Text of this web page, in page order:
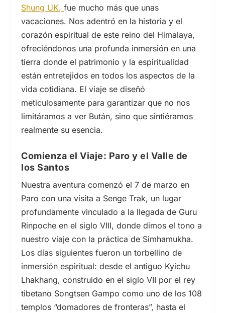
Shung UK,fue mucho más que unas
vacaciones. Nos adentró en la historia y el
corazón espiritual de este reino del Himalaya,
ofreciéndonos una profunda inmersión en una
tierra donde el patrimonio y la espiritualidad
están entretejidos en todos los aspectos de la
vida cotidiana. El viaje se diseñó
meticulosamente para garantizar que no nos
limitáramos a ver Bután, sino que sintiéramos
realmente su esencia.
Comienza el Viaje: Paro y el Valle de
los Santos
Nuestra aventura comenzó el7de marzo en
Paro con una visita a Senge Trak, un lugar
profundamente vinculado a la llegada de Guru
Rinpoche enel siglo VIII,donde dimos el tono a
nuestro viaje con la práctica de Simhamukha.
Los días siguientes fueron un torbellino de
inmersión espiritual: desde el antiguo Kyichu
Lhakhang, construido en el siglo VII por el rey
tibetano Songtsen Gampo como uno de los 108
templos “domadores de fronteras”, hasta el